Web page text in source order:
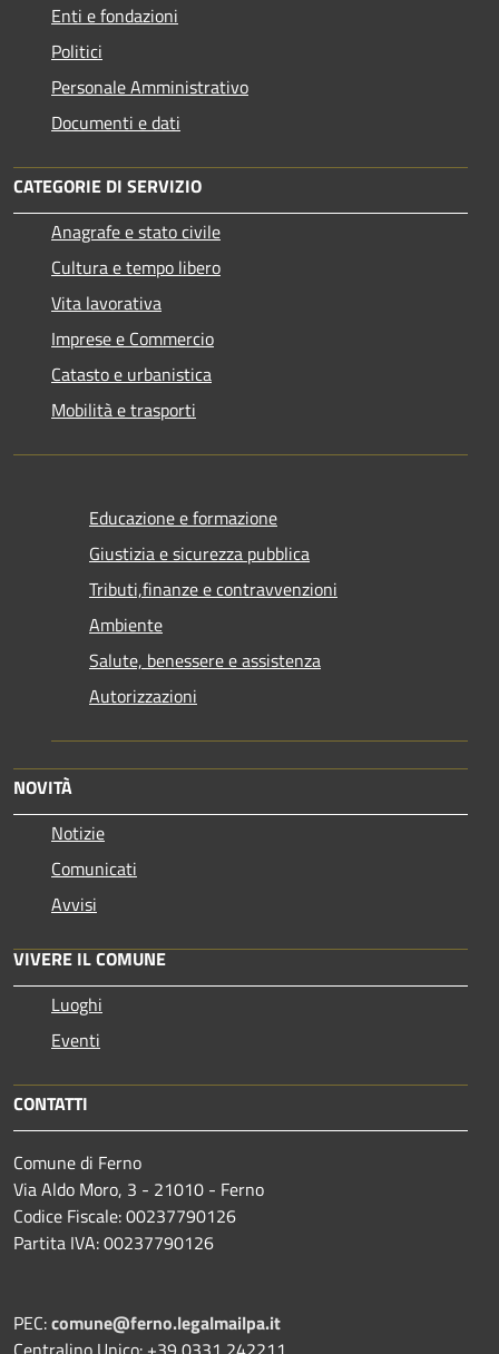
Enti e fondazioni
Politici
Personale Amministrativo
Documenti e dati
CATEGORIE DI SERVIZIO
Anagrafe e stato civile
Cultura e tempo libero
Vita lavorativa
Imprese e Commercio
Catasto e urbanistica
Mobilità e trasporti
Educazione e formazione
Giustizia e sicurezza pubblica
Tributi,finanze e contravvenzioni
Ambiente
Salute, benessere e assistenza
Autorizzazioni
NOVITÀ
Notizie
Comunicati
Avvisi
VIVERE IL COMUNE
Luoghi
Eventi
CONTATTI
Comune di Ferno
Via Aldo Moro, 3 - 21010 - Ferno
Codice Fiscale: 00237790126
Partita IVA: 00237790126
PEC:comune@ferno.legalmailpa.it